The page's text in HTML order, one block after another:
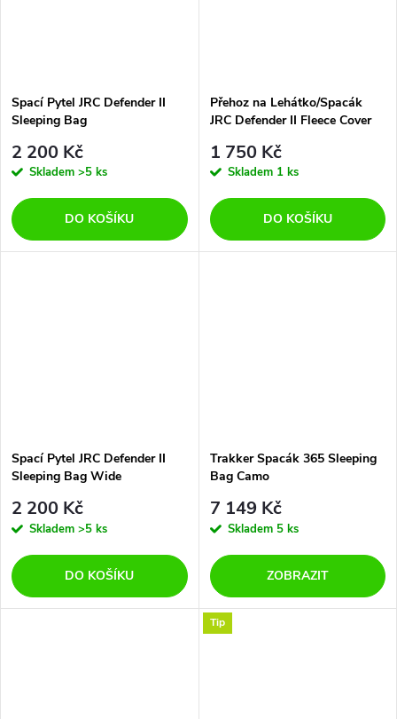
Spací Pytel JRC Defender II
Sleeping Bag
2 200 Kč
Skladem >5 ks
DO KOŠÍKU
Přehoz na Lehátko/Spacák
JRC Defender II Fleece Cover
1 750 Kč
Skladem 1 ks
DO KOŠÍKU
Spací Pytel JRC Defender II
Sleeping Bag Wide
2 200 Kč
Skladem >5 ks
DO KOŠÍKU
Trakker Spacák 365 Sleeping
Bag Camo
7 149 Kč
Skladem 5 ks
ZOBRAZIT
Tip